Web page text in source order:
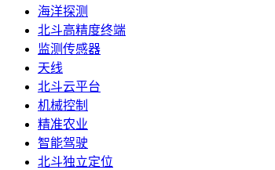
海洋探测
北斗高精度终端
监测传感器
天线
北斗云平台
机械控制
精准农业
智能驾驶
北斗独立定位